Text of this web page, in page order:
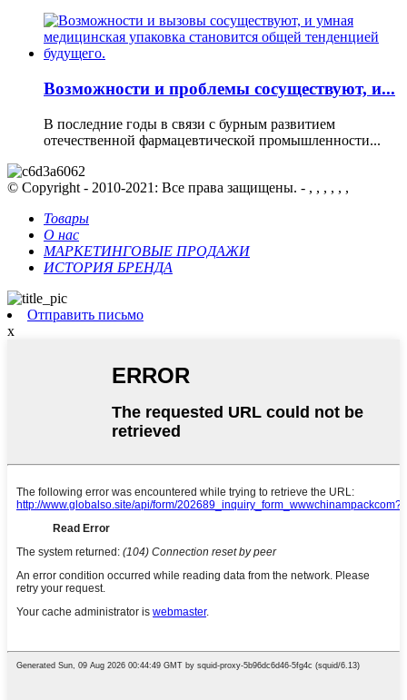
Возможности и проблемы сосуществуют, и...
В последние годы в связи с бурным развитием
отечественной фармацевтической промышленности...
© Copyright - 2010-2021: Все права защищены. - , , , , , ,
Товары
О нас
МАРКЕТИНГОВЫЕ ПРОДАЖИ
ИСТОРИЯ БРЕНДА
Отправить письмо
x